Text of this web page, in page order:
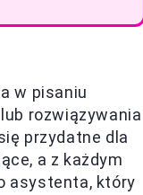
w pisaniu
rozwiązywania
przydatne dla
a z każdym
asystenta, który